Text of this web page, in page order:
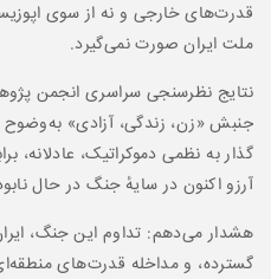
قدرت‌های خارجی و نه از سوی
ملت ایران صورت نمی‌گیرد.
جنبش «زن، زندگی، آزادی»
گذار به نظمی دموکراتیک، عادلانه،
آرزو اکنون در سایهٔ جنگ در حال
هشدار می‌دهم: تداوم این جنگ،
گسترده، و مداخله قدرت‌های